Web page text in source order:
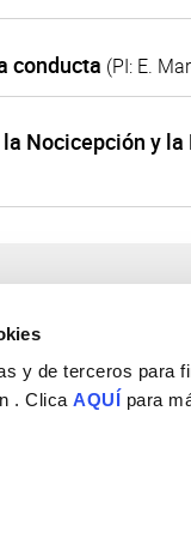
y de terceros para
. ClicaAQUÍ para
conducta (PI: E.
Nocicepción y la